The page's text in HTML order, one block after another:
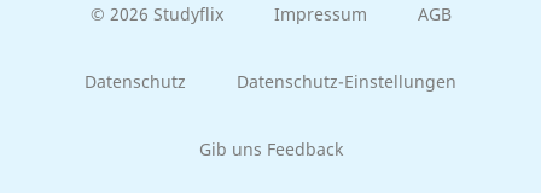
© 2026 Studyflix Impressum AGB
Datenschutz Datenschutz-Einstellungen
Gib uns Feedback